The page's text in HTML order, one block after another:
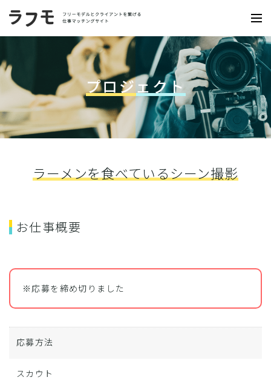
プロジェクト
ラーメンを食べているシーン撮影
お仕事概要
※応募を締め切りました
応募方法
スカウト